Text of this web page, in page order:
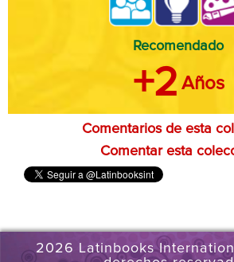
Recomendado
+2 Años
Comentarios de esta
Comentar esta
2026 Latinbooks